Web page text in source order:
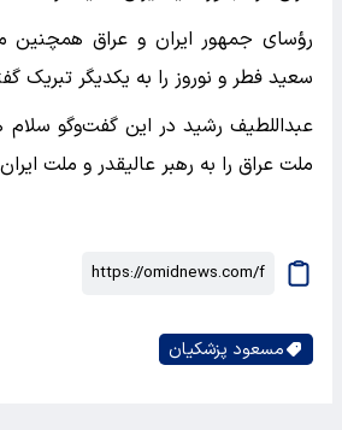
رؤسای جمهور ایران و عراق همچنین
سعید فطر و نوروز را به یکدیگر تبریک
عبداللطیف رشید در این گفت‌وگو
ملت عراق را به رهبر عالیقدر و ملت ایران
مسعود پزشکیان